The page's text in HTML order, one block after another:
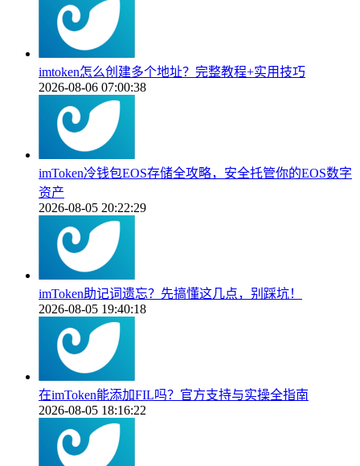
imtoken怎么创建多个地址？完整教程+实用技巧
2026-08-06 07:00:38
imToken冷钱包EOS存储全攻略，安全托管你的EOS数字
资产
2026-08-05 20:22:29
imToken助记词遗忘？先搞懂这几点，别踩坑！
2026-08-05 19:40:18
在imToken能添加FIL吗？官方支持与实操全指南
2026-08-05 18:16:22